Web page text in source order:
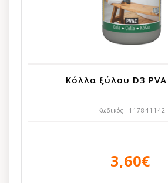
Κόλλα ξύλου D3
Κωδικός: 117841142
3,60€